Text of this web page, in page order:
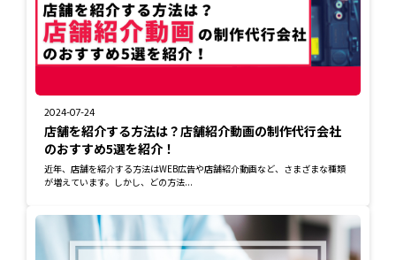
2024-07-24
店舗を紹介する方法は？店舗紹介動画の制作代行会社
のおすすめ5選を紹介！
近年、店舗を紹介する方法はWEB広告や店舗紹介動画など、さまざまな種類
が増えています。しかし、どの方法...